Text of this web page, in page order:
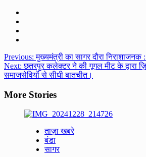
Post
navigation
Previous:मुख्यमंत्री का सागर दौरा निराशाजनक
Next:छतरपुर कलेक्टर ने की गूगल मीट के द्वारा
समाजसेवियों से सीधी बातचीत।
More Stories
ताज़ा खबरे
बंडा
सागर